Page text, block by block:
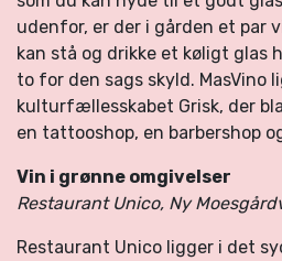
udenfor, er der i gården et par
kan stå og drikke et køligt glas
to for den sags skyld. MasVino
kulturfællesskabet Grisk, der
en tattooshop, en barbershop
Vin i grønne omgivelser
Restaurant Unico, Ny
Restaurant Unico ligger i det